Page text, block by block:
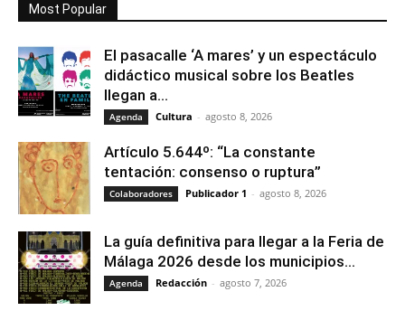
Most Popular
El pasacalle ‘A mares’ y un espectáculo
didáctico musical sobre los Beatles
llegan a...
Agenda Cultura - agosto 8, 2026
Artículo 5.644º: “La constante
tentación: consenso o ruptura”
Colaboradores Publicador 1 - agosto 8, 2026
La guía definitiva para llegar a la Feria de
Málaga 2026 desde los municipios...
Agenda Redacción - agosto 7, 2026